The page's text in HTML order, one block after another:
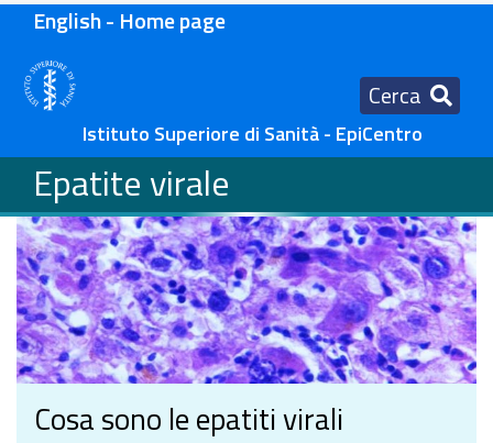
English - Home page
Cerca
Istituto Superiore di Sanità - EpiCentro
Epatite virale
Cosa sono le epatiti virali